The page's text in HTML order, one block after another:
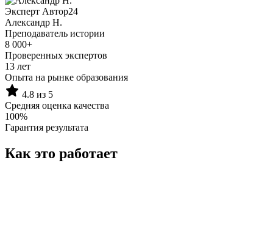
Эксперт Автор24
Александр Н.
Преподаватель истории
8 000+
Проверенных экспертов
13 лет
Опыта на рынке образования
4.8 из 5
Средняя оценка качества
100%
Гарантия результата
Как это работает